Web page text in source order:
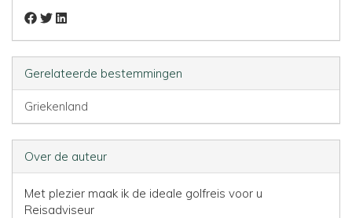
Gerelateerde bestemmingen
Griekenland
Over de auteur
Met plezier maak ik de ideale golfreis voor u
Reisadviseur